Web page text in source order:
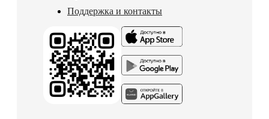
Поддержка и контакты